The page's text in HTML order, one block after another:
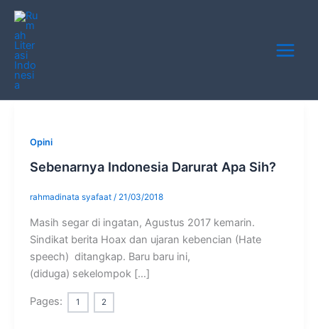
Skip
content
Menu
Opini
Sebenarnya Indonesia Darurat Apa Sih?
rahmadinata syafaat / 21/03/2018
Masih segar di ingatan, Agustus 2017 kemarin.
Sindikat berita Hoax dan ujaran kebencian (Hate
speech) ditangkap. Baru baru ini,
(diduga) sekelompok […]
Pages: 1 2